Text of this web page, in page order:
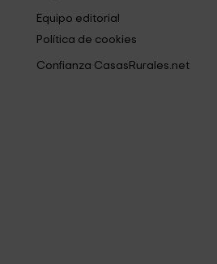
Equipo editorial
Política de cookies
Confianza CasasRurales.net